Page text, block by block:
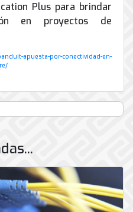
Plus para brindar
en proyectos de
apuesta-por-conectividad-en-